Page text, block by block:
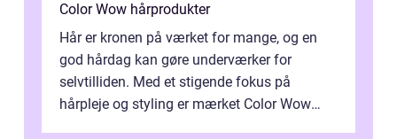
Color Wow hårprodukter
Hår er kronen på værket for mange, og en
god hårdag kan gøre underværker for
selvtilliden. Med et stigende fokus på
hårpleje og styling er mærket Color Wow